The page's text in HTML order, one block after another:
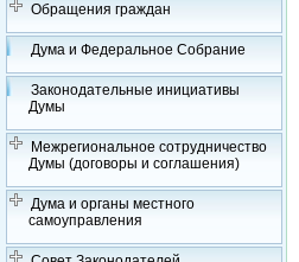
Обращения граждан
Дума и Федеральное Собрание
Законодательные инициативы
Думы
Межрегиональное сотрудничество
Думы (договоры и соглашения)
Дума и органы местного
самоуправления